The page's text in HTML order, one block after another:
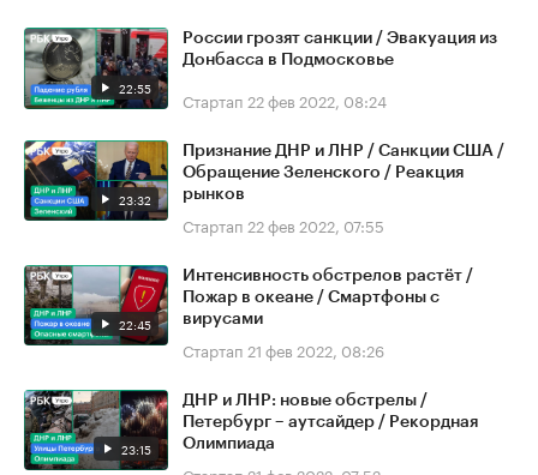
22:55
России грозят санкции / Эвакуация из
Донбасса в Подмосковье
Стартап 22 фев 2022, 08:24
23:32
Признание ДНР и ЛНР / Санкции США /
Обращение Зеленского / Реакция
рынков
Стартап 22 фев 2022, 07:55
22:45
Интенсивность обстрелов растёт /
Пожар в океане / Смартфоны с
вирусами
Стартап 21 фев 2022, 08:26
23:15
ДНР и ЛНР: новые обстрелы /
Петербург – аутсайдер / Рекордная
Олимпиада